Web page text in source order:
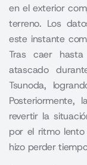
en el exterior
terreno. Los
este instante
Tras caer
atascado
Tsunoda,
revertir la
por el ritmo
hizo perder